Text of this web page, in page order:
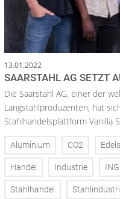
13.01.2022
SAARSTAHL AG SETZT
Die Saarstahl AG, einer der
Langstahlproduzenten, hat
Stahlhandelsplattform Vanilla
Aluminium CO2
Handel Industrie ING
Stahlhandel